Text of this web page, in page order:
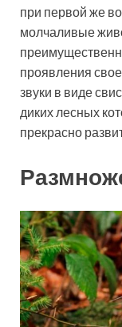
при первой же
молчаливые
проявления
звуки в виде
диких лесных
прекрасно